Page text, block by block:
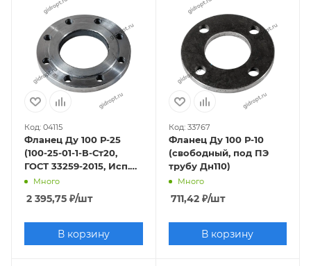
Код: 04115
Фланец Ду 100 Р-25
(100-25-01-1-В-Ст20,
ГОСТ 33259-2015, Исп.В
(1), Ряд 1)
Много
2 395,75 ₽/шт
В корзину
Код: 33767
Фланец Ду 100 Р-10
(свободный, под ПЭ
трубу Дн110)
Много
711,42₽/шт
В корзину